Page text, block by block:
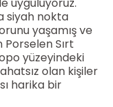
siyah nokta
yaşamış ve
Sırt
yüzeyindeki
olan kişiler
harika bir